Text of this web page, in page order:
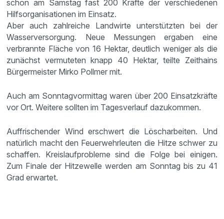
schon am Samstag fast 200 Kräfte der verschiedenen
Hilfsorganisationen im Einsatz.
Aber auch zahlreiche Landwirte unterstützten bei der
Wasserversorgung. Neue Messungen ergaben eine
verbrannte Fläche von 16 Hektar, deutlich weniger als die
zunächst vermuteten knapp 40 Hektar, teilte Zeithains
Bürgermeister Mirko Pollmer mit.
Auch am Sonntagvormittag waren über 200 Einsatzkräfte
vor Ort. Weitere sollten im Tagesverlauf dazukommen.
Auffrischender Wind erschwert die Löscharbeiten. Und
natürlich macht den Feuerwehrleuten die Hitze schwer zu
schaffen. Kreislaufprobleme sind die Folge bei einigen.
Zum Finale der Hitzewelle werden am Sonntag bis zu 41
Grad erwartet.